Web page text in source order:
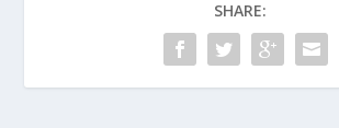
SHARE: